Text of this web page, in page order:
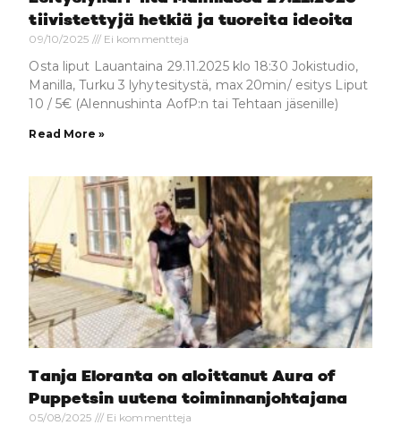
tiivistettyjä hetkiä ja tuoreita ideoita
09/10/2025 Ei kommentteja
Osta liput Lauantaina 29.11.2025 klo 18:30 Jokistudio,
Manilla, Turku 3 lyhytesitystä, max 20min/ esitys Liput
10 / 5€ (Alennushinta AofP:n tai Tehtaan jäsenille)
Read More »
Tanja Eloranta on aloittanut Aura of
Puppetsin uutena toiminnanjohtajana
05/08/2025 Ei kommentteja